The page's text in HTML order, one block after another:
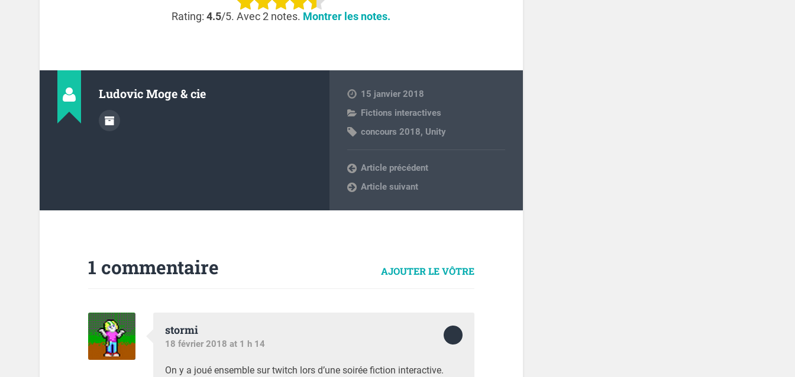
Rating:4.5/5. Avec 2 notes. Montrer les notes.
Ludovic Moge & cie
15 janvier 2018
Fictions interactives
concours 2018, Unity
Article précédent
Article suivant
1 commentaire AJOUTER LE VÔTRE
stormi
18 février 2018 at 1 h 14
On y a joué ensemble sur twitch lors d’une soirée fiction interactive.